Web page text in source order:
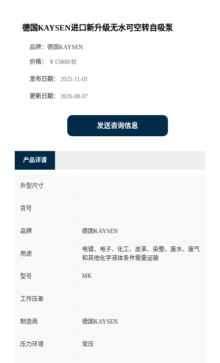
德国KAYSEN进口新升级无水可空转自吸泵
品牌： 德国KAYSEN
价格： ￥15800/台
发布日期： 2025-11-01
更新日期： 2026-08-07
发送咨询信息
产品详请
外型尺寸
货号
品牌 德国KAYSEN
用途
电镀、电子、化工、皮革、染整、废水、废气
和其他化学液体条件需要运输
型号 MK
工作压差
制造商 德国KAYSEN
压力环境 常压